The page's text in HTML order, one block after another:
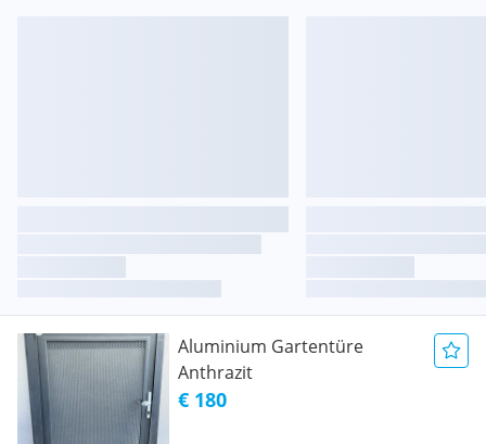
Aluminium Gartentüre
Anthrazit
€ 180